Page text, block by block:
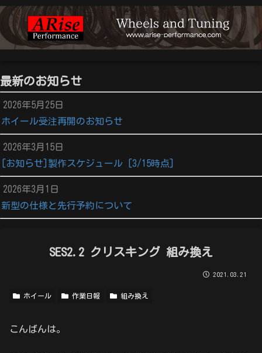
最新のお知らせ
2026年5月25日
ホイール受注再開のお知らせ
2026年3月15日
[お知らせ]製作スケジュール [3/15時点]
2026年3月1日
新型の仕様と先行予約について
SES2.2 クリスキング 組み換え
2021.03.21
ホイール 作業日報 組み換え
こんばんは。